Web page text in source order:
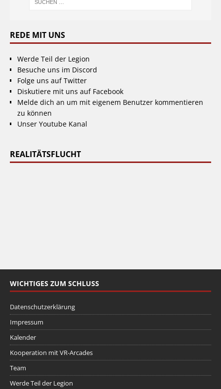
REDE MIT UNS
Werde Teil der Legion
Besuche uns im Discord
Folge uns auf Twitter
Diskutiere mit uns auf Facebook
Melde dich an um mit eigenem Benutzer kommentieren
zu können
Unser Youtube Kanal
REALITÄTSFLUCHT
WICHTIGES ZUM SCHLUSS
Datenschutzerklärung
Impressum
Kalender
Kooperation mit VR-Arcades
Team
Werde Teil der Legion